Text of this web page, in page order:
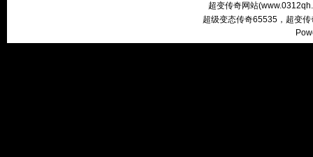
超变传奇网站(
超级变态传奇65535，超变